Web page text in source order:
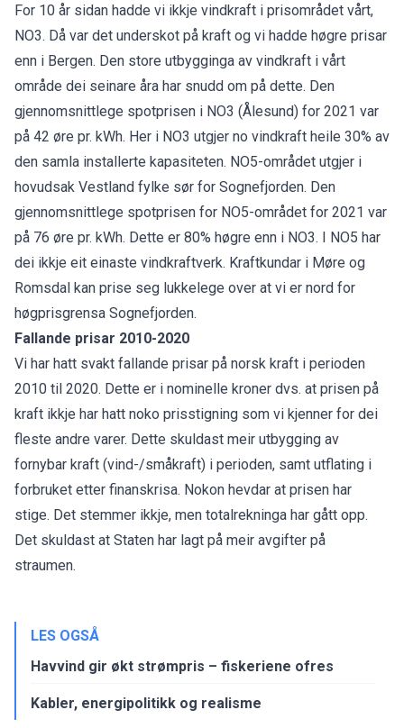
For 10 år sidan hadde vi ikkje vindkraft i prisområdet vårt,
NO3. Då var det underskot på kraft og vi hadde høgre prisar
enn i Bergen. Den store utbygginga av vindkraft i vårt
område dei seinare åra har snudd om på dette. Den
gjennomsnittlege spotprisen i NO3 (Ålesund) for 2021 var
på 42 øre pr. kWh. Her i NO3 utgjer no vindkraft heile 30% av
den samla installerte kapasiteten. NO5-området utgjer i
hovudsak Vestland fylke sør for Sognefjorden. Den
gjennomsnittlege spotprisen for NO5-området for 2021 var
på 76 øre pr. kWh. Dette er 80% høgre enn i NO3. I NO5 har
dei ikkje eit einaste vindkraftverk. Kraftkundar i Møre og
Romsdal kan prise seg lukkelege over at vi er nord for
høgprisgrensa Sognefjorden.
Fallande prisar 2010-2020
Vi har hatt svakt fallande prisar på norsk kraft i perioden
2010 til 2020. Dette er i nominelle kroner dvs. at prisen på
kraft ikkje har hatt noko prisstigning som vi kjenner for dei
fleste andre varer. Dette skuldast meir utbygging av
fornybar kraft (vind-/småkraft) i perioden, samt utflating i
forbruket etter finanskrisa. Nokon hevdar at prisen har
stige. Det stemmer ikkje, men totalrekninga har gått opp.
Det skuldast at Staten har lagt på meir avgifter på
straumen.
LES OGSÅ
Havvind gir økt strømpris – fiskeriene ofres
Kabler, energipolitikk og realisme